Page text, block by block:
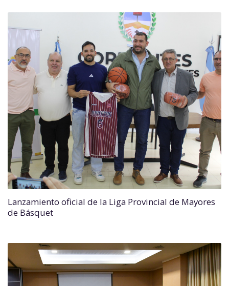
Lanzamiento oficial de la Liga Provincial de Mayores
de Básquet